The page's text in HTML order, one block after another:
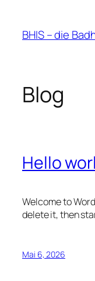
springen
BHIS – die
Blog
Hello
Welcome to
delete it, then
Mai 6, 2026